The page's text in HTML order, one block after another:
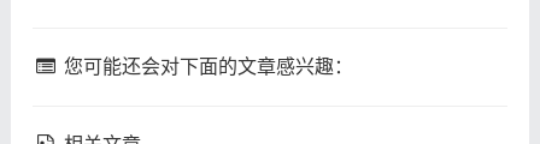
您可能还会对下面的文章感兴趣：